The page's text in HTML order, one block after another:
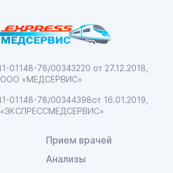
01148-78/00343220 от 27.12.2018,
ООО «МЕДСЕРВИС»
01148-78/00344398от 16.01.2019,
Прием врачей
Анализы